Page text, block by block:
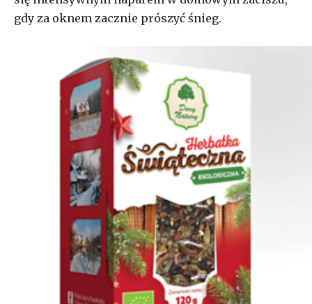
gdy za oknem zacznie prószyć śnieg.